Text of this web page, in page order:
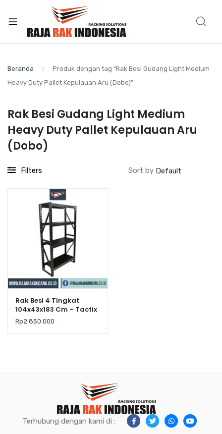
Beranda
Produk dengan tag “Rak Besi Gudang Light Medium
Heavy Duty Pallet Kepulauan Aru (Dobo)”
Rak Besi Gudang Light Medium
Heavy Duty Pallet Kepulauan Aru
(Dobo)
Filters Sort by
Rak Besi 4 Tingkat
104x43x183 Cm – Tactix
– Kekuatan 500Kg /
Level
Rp2.850.000
Terhubung dengan kami di :